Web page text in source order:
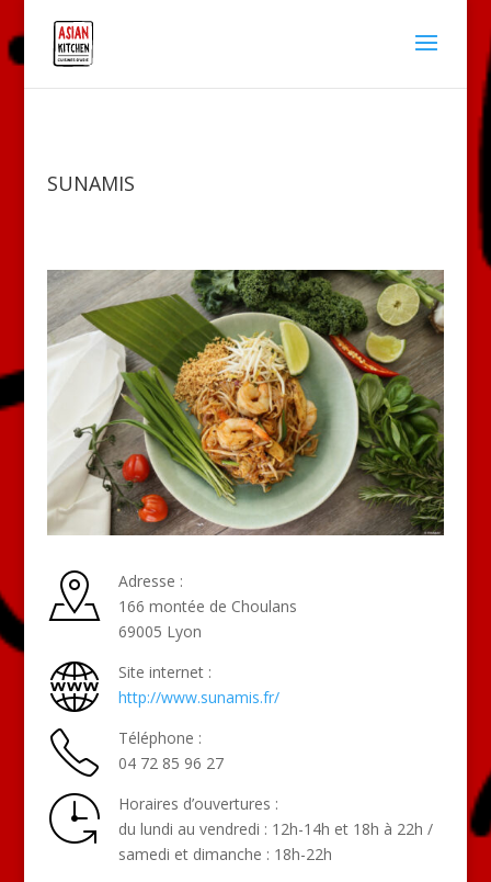
SUNAMIS
Adresse :
166 montée de Choulans
69005 Lyon
Site internet :
http://www.sunamis.fr/
Téléphone :
04 72 85 96 27
Horaires d’ouvertures :
du lundi au vendredi : 12h-14h et 18h à 22h /
samedi et dimanche : 18h-22h